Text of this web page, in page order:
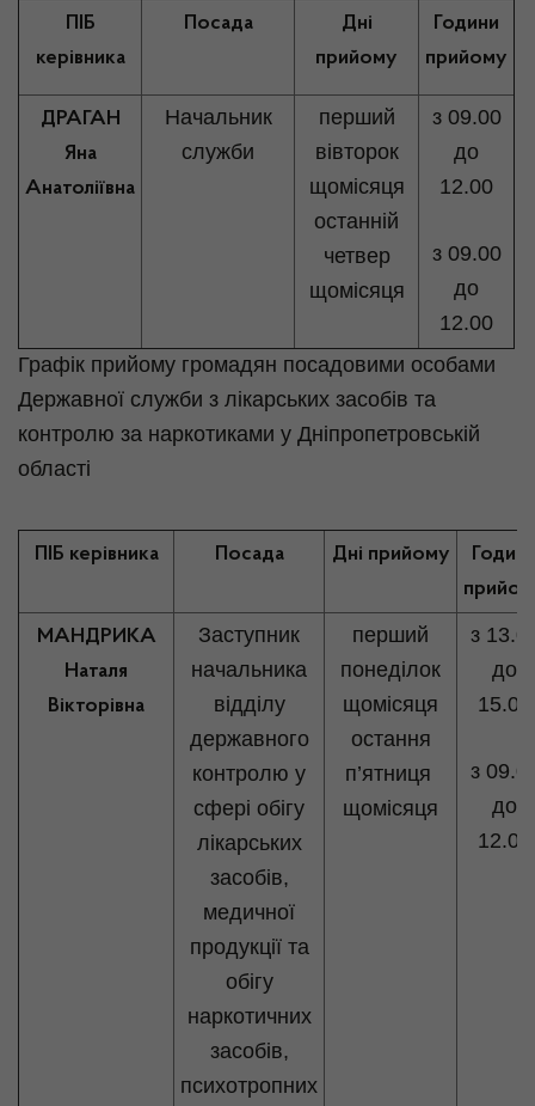
ПІБ
керівника
Посада
Дні
прийому
Години
прийому
ДРАГАН
Яна
Анатоліївна
Начальник
служби
перший
вівторок
щомісяця
останній
четвер
щомісяця
з 09.00
до
12.00
з 09.00
до
12.00
Графік прийому громадян посадовими особами
Державної служби з лікарських засобів та
контролю за наркотиками у Дніпропетровській
області
ПІБ керівника Посада Дні прийому
МАНДРИКА
Наталя
Вікторівна
Заступник
начальника
відділу
державного
контролю у
сфері обігу
лікарських
засобів,
медичної
продукції та
обігу
наркотичних
засобів,
психотропних
перший
понеділок
щомісяця
остання
п’ятниця
щомісяця
з
до
15.00
з
до
12.00